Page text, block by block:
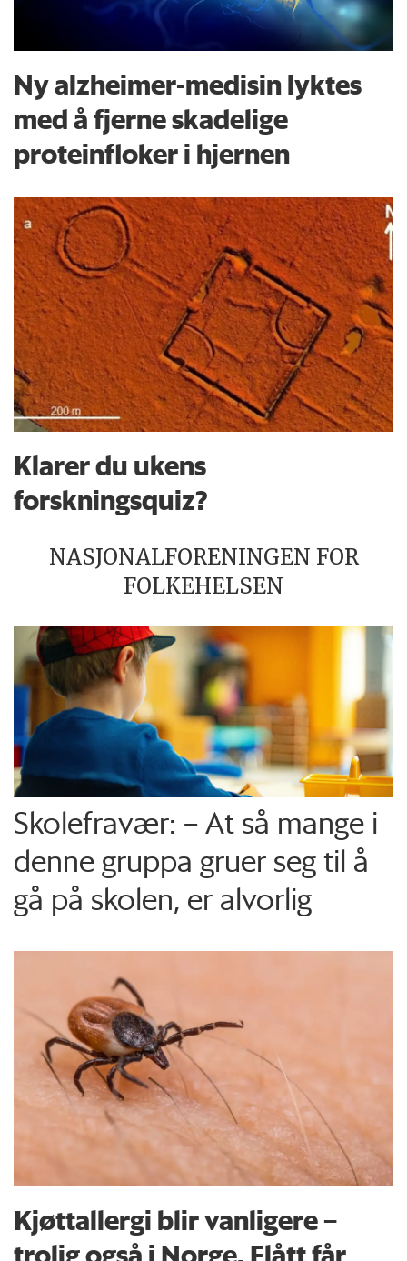
Ny alzheimer-medisin lyktes
med å fjerne skadelige
proteinfloker i hjernen
Klarer du ukens
forskningsquiz?
NASJONALFORENINGEN FOR
FOLKEHELSEN
Skolefravær: – At så mange i
denne gruppa gruer seg til å
gå på skolen, er alvorlig
Kjøttallergi blir vanligere –
trolig også i Norge. Flått får